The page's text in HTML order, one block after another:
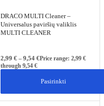
DRACO MULTI Cleaner –
Universalus paviršių valiklis
MULTI CLEANER
2,99 € – 9,54 €Price range: 2,99 €
through 9,54 €
Pasirinkti